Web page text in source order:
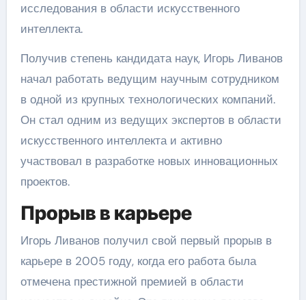
исследования в области искусственного
интеллекта.
Получив степень кандидата наук, Игорь Ливанов
начал работать ведущим научным сотрудником
в одной из крупных технологических компаний.
Он стал одним из ведущих экспертов в области
искусственного интеллекта и активно
участвовал в разработке новых инновационных
проектов.
Прорыв в карьере
Игорь Ливанов получил свой первый прорыв в
карьере в 2005 году, когда его работа была
отмечена престижной премией в области